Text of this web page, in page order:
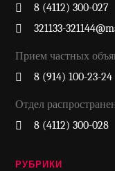
8 (4112) 300-027
321133-
Прием частных
8 (914) 100-23-24
Отдел
8 (4112) 300-028
РУБРИКИ